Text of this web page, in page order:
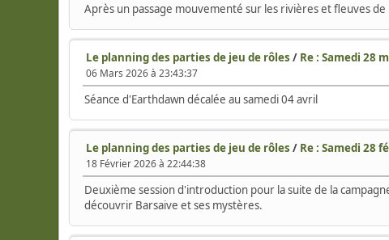
Après un passage mouvementé sur les rivières et fleuves
Le planning des parties de jeu de rôles / Re : Samedi 28
06 Mars 2026 à 23:43:37
Séance d'Earthdawn décalée au samedi 04 avril
Le planning des parties de jeu de rôles / Re : Samedi 28
18 Février 2026 à 22:44:38
Deuxième session d'introduction pour la suite de la
découvrir Barsaive et ses mystères.